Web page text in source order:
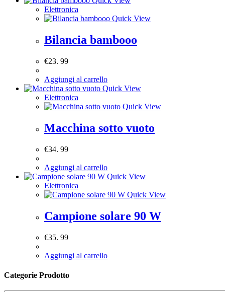
Elettronica
Quick View
Bilancia bambooo
€23. 99
Aggiungi al carrello
Quick View
Elettronica
Quick View
Macchina sotto vuoto
€34. 99
Aggiungi al carrello
Quick View
Elettronica
Quick View
Campione solare 90 W
€35. 99
Aggiungi al carrello
Categorie Prodotto